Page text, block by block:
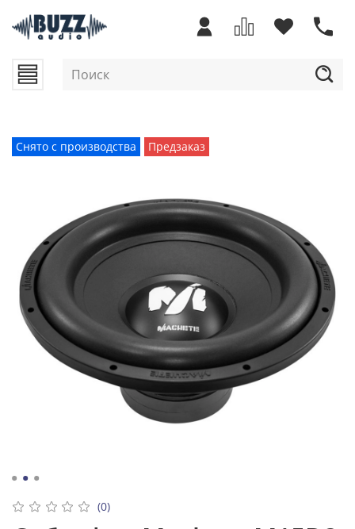
Снято с производства Предзаказ
(0)